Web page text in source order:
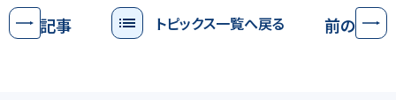
次の記事 トピックス一覧へ戻る 前の記事